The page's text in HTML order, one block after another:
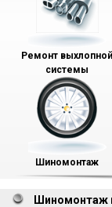
Ремонт выхлопной
системы
Шиномонтаж
Шиномонтаж